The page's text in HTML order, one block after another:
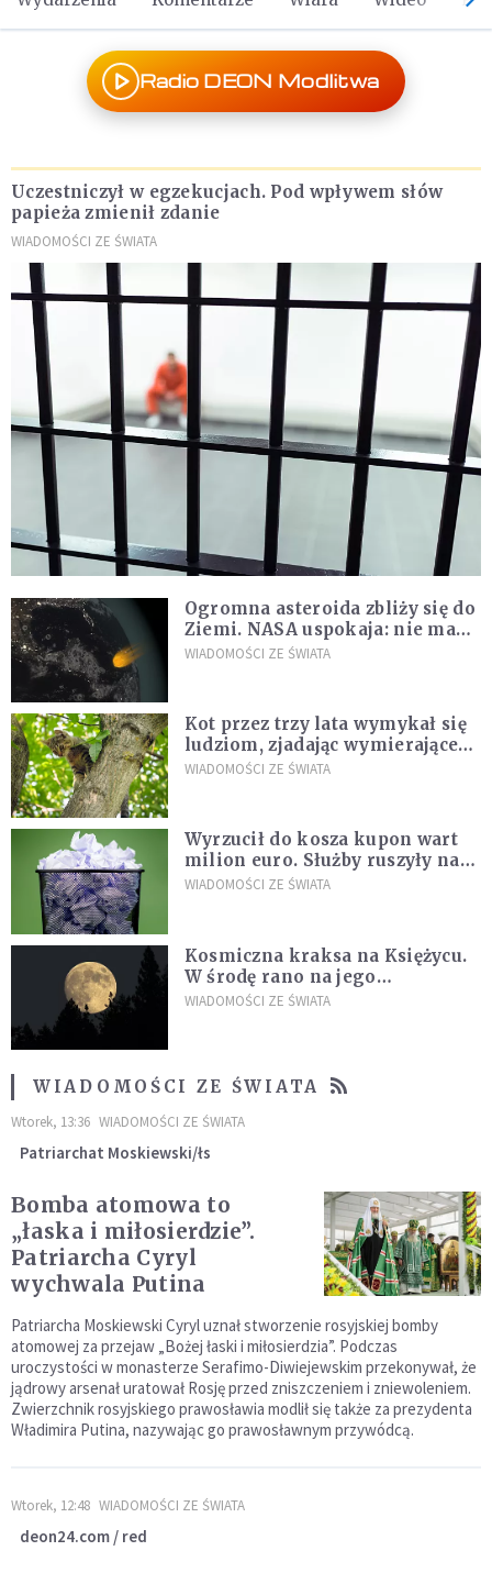
Radio DEON Modlitwa
Uczestniczył w egzekucjach. Pod wpływem słów
papieża zmienił zdanie
WIADOMOŚCI ZE ŚWIATA
Ogromna asteroida zbliży się do
Ziemi. NASA uspokaja: nie ma
zagrożenia
WIADOMOŚCI ZE ŚWIATA
Kot przez trzy lata wymykał się
ludziom, zjadając wymierające
kaczki. W końcu popełnił
WIADOMOŚCI ZE ŚWIATA
Wyrzucił do kosza kupon wart
milion euro. Służby ruszyły na
poszukiwania
WIADOMOŚCI ZE ŚWIATA
Kosmiczna kraksa na Księżycu.
W środę rano na jego
powierzchni dojdzie do
WIADOMOŚCI ZE ŚWIATA
WIADOMOŚCI ZE ŚWIATA
Wtorek, 13:36 WIADOMOŚCI ZE ŚWIATA
Patriarchat Moskiewski/łs
Bomba atomowa to
„łaska i miłosierdzie”.
Patriarcha Cyryl
wychwala Putina
Patriarcha Moskiewski Cyryl uznał stworzenie rosyjskiej bomby
atomowej za przejaw „Bożej łaski i miłosierdzia”. Podczas
uroczystości w monasterze Serafimo-Diwiejewskim przekonywał, że
jądrowy arsenał uratował Rosję przed zniszczeniem i zniewoleniem.
Zwierzchnik rosyjskiego prawosławia modlił się także za prezydenta
Władimira Putina, nazywając go prawosławnym przywódcą.
Wtorek, 12:48 WIADOMOŚCI ZE ŚWIATA
deon24.com / red